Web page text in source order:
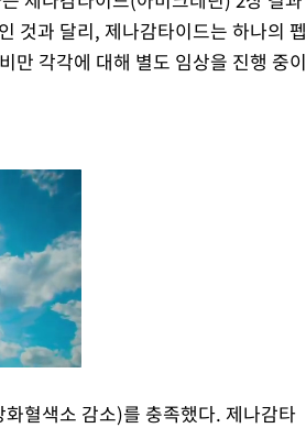
것과 달리, 제나감타이드는 하나의 펩
만 각각에 대해 별도 임상을 진행 중이
혈색소 감소)를 충족했다. 제나감타